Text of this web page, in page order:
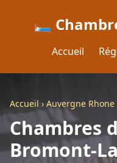
🛏️
Accueil
Accueil › Auvergne Rhone
Chambres
Bromont-